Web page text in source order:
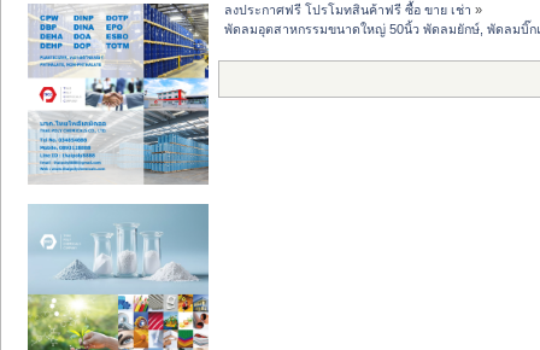
ลงประกาศฟรี โปรโมทสินค้าฟรี ซื้อ ขาย เช่า »
พัดลมอุตสาหกรรมขนาดใหญ่ 50นิ้ว พัดลมยักษ์, พัดลมบิ๊